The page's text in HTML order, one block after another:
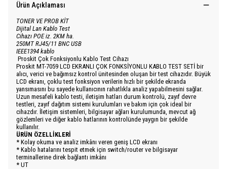
Ürün Açıklaması
TONER VE PROB KİT
Dijital Lan Kablo Test
Cihazı POE iz. 2KM ha.
250MT RJ45/11 BNC USB
IEEE1394 kablo
Proskit Çok Fonksiyonlu Kablo Test Cihazı
Proskit MT-7059 LCD EKRANLI ÇOK FONKSİYONLU KABLO TEST SETİ bir
alıcı, verici ve bağımsız kontrol ünitesinden oluşan bir test cihazıdır. Büyük
LCD ekranı, çoklu test fonksiyon verilerin hızlı bir şekilde ekranda
yansımasını bu sayede kullanıcının rahatlıkla analiz yapabilmesini sağlar.
Uzun mesafeli kablo testi, iletişim hatları durum kontrolü, zayıf devre
testleri, zayıf dağıtım sistemi kurulumları ve bakım için çok ideal bir
cihazdır. İletişim sistemleri, bilgisayar ağları kurulumunda, mevcut ağ
gözlemleri ve diğer kablo hatlarının kontrolünde yaygın bir şekilde
kullanılır.
ÜRÜN ÖZELLİKLERİ
* Kolay okuma ve analiz imkânı veren geniş LCD ekranı
* Kablo hatalarını tespit etmek için switch/router ve bilgisayar
terminallerine direk bağlantı imkânı
* UT